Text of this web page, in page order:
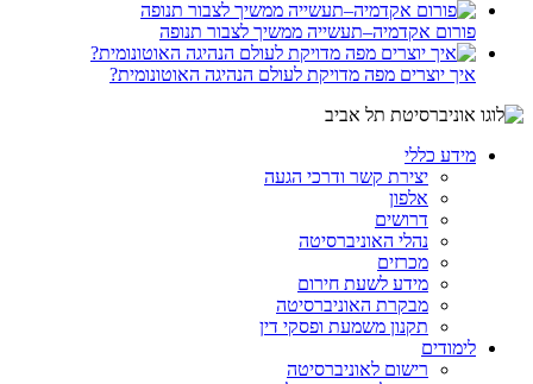
פורום אקדמיה–תעשייה ממשיך לצבור תנופה
איך יוצרים מפה מדויקת לעולם הנהיגה האוטונומית?
מידע כללי
יצירת קשר ודרכי הגעה
אלפון
דרושים
נהלי האוניברסיטה
מכרזים
מידע לשעת חירום
מבקרת האוניברסיטה
תקנון משמעת ופסקי דין
לימודים
רישום לאוניברסיטה